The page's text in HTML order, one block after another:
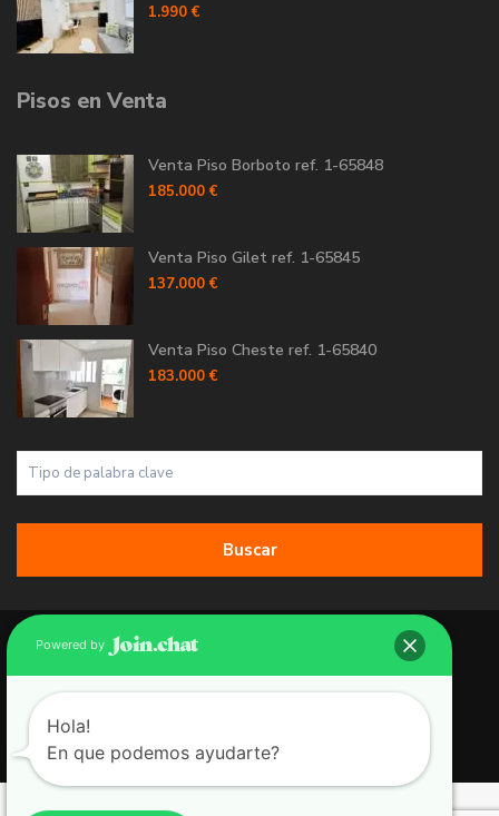
1.990 €
Pisos en Venta
Venta Piso Borboto ref. 1-65848
185.000 €
Venta Piso Gilet ref. 1-65845
137.000 €
Venta Piso Cheste ref. 1-65840
183.000 €
Buscar
Copyright 2026 | Grupo 90 inmobiliarias. All Rights Reserved.
Política de Cookies
Política de Privacidad
Aviso Legal
Powered by
Hola!
En que podemos ayudarte?